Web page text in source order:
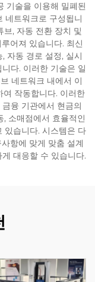
기술을 이용해 밀폐된
네트워크로 구성됩니
브, 자동 전환 장치 및
어져 있습니다. 최신
자동 경로 설정, 실시
다. 이러한 기술은 일
네트워크 내에서 이
작동합니다. 이러한
융 기관에서 현금의
소매점에서 효율적인
있습니다. 시스템은 다
항에 맞게 맞춤 설계
대응할 수 있습니다.